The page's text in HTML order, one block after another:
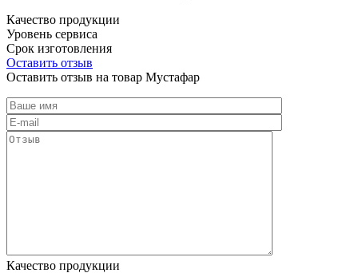
Качество продукции
Уровень сервиса
Срок изготовления
Оставить отзыв
Оставить отзыв на товар Мустафар
Качество продукции